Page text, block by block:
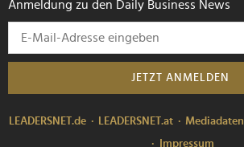
Anmeldung zu den Daily Business News
JETZT ANMELDEN
LEADERSNET.de LEADERSNET.at Mediadaten
Impressum